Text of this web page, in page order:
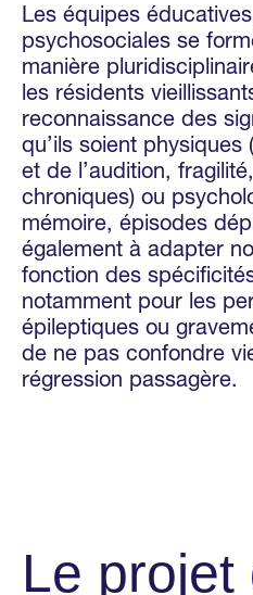
Les équipes
psychosociales se
manière
les résidents
reconnaissance des
qu’ils soient
et de l’audition,
chroniques) ou
mémoire, épisodes
également à adapter
fonction des
notamment pour les
épileptiques ou
de ne pas confondre
régression passagère.
Le projet